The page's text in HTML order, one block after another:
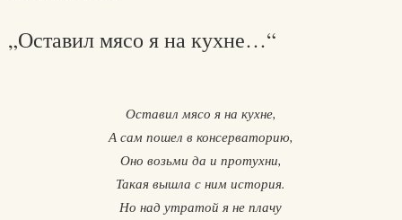
„Оставил мясо я на кухне…“
Оставил мясо я на кухне,
А сам пошел в консерваторию,
Оно возьми да и протухни,
Такая вышла с ним история.
Но над утратой я не плачу